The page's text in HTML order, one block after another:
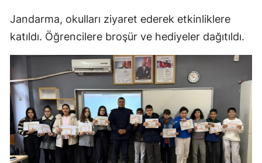
Jandarma, okulları ziyaret ederek etkinliklere
katıldı. Öğrencilere broşür ve hediyeler dağıtıldı.